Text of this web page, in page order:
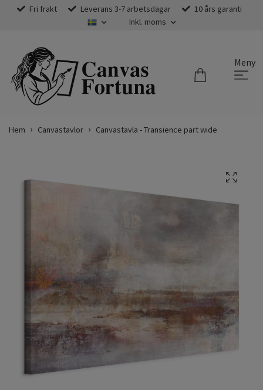
Fri frakt Leverans 3-7 arbetsdagar
10 års garanti
Inkl. moms
Meny
Hem Canvastavlor Canvastavla - Transience part wide